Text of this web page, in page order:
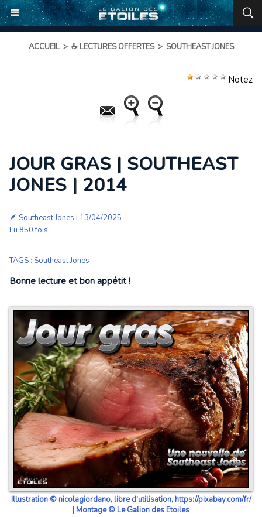
ACCUEIL > ☕ LECTURES OFFERTES > SOUTHEAST JONES
Notez
JOUR GRAS | SOUTHEAST
JONES | 2014
🪶 Southeast Jones | 13/04/2025
Lu 850 fois
TAGS : Southeast Jones
Bonne lecture et bon appétit !
Illustration © nicolagiordano, libre d'utilisation, https://pixabay.com/fr/
| Montage © Le Galion des Etoiles